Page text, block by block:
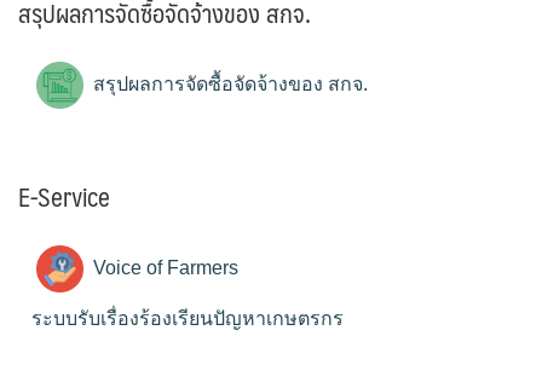
สรุปผลการจัดซื้อจัดจ้างของ สกจ.
สรุปผลการจัดซื้อจัดจ้างของ สกจ.
E-Service
Voice of Farmers
ระบบรับเรื่องร้องเรียนปัญหาเกษตรกร